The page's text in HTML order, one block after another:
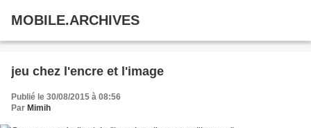
MOBILE.ARCHIVES
jeu chez l'encre et l'image
Publié le 30/08/2015 à 08:56
Par Mimih